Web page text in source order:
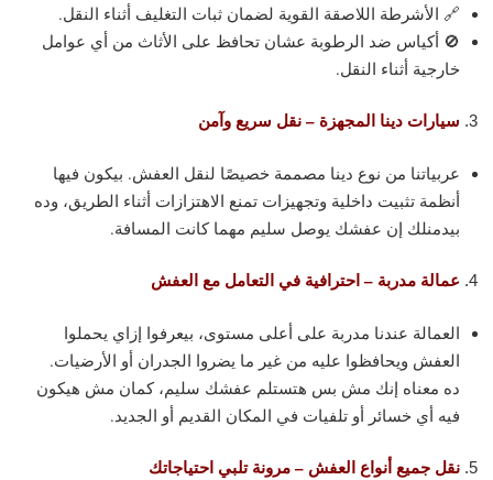
🔗 الأشرطة اللاصقة القوية لضمان ثبات التغليف أثناء النقل.
🚫 أكياس ضد الرطوبة عشان تحافظ على الأثاث من أي عوامل
خارجية أثناء النقل.
سيارات دينا المجهزة – نقل سريع وآمن
عربياتنا من نوع دينا مصممة خصيصًا لنقل العفش. بيكون فيها
أنظمة تثبيت داخلية وتجهيزات تمنع الاهتزازات أثناء الطريق، وده
بيدمنلك إن عفشك يوصل سليم مهما كانت المسافة.
عمالة مدربة – احترافية في التعامل مع العفش
العمالة عندنا مدربة على أعلى مستوى، بيعرفوا إزاي يحملوا
العفش ويحافظوا عليه من غير ما يضروا الجدران أو الأرضيات.
ده معناه إنك مش بس هتستلم عفشك سليم، كمان مش هيكون
فيه أي خسائر أو تلفيات في المكان القديم أو الجديد.
نقل جميع أنواع العفش – مرونة تلبي احتياجاتك